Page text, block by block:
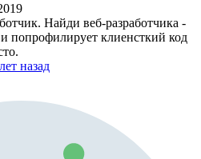
Найди веб-разработчика -
и попрофилирует клиенсткий код
назад